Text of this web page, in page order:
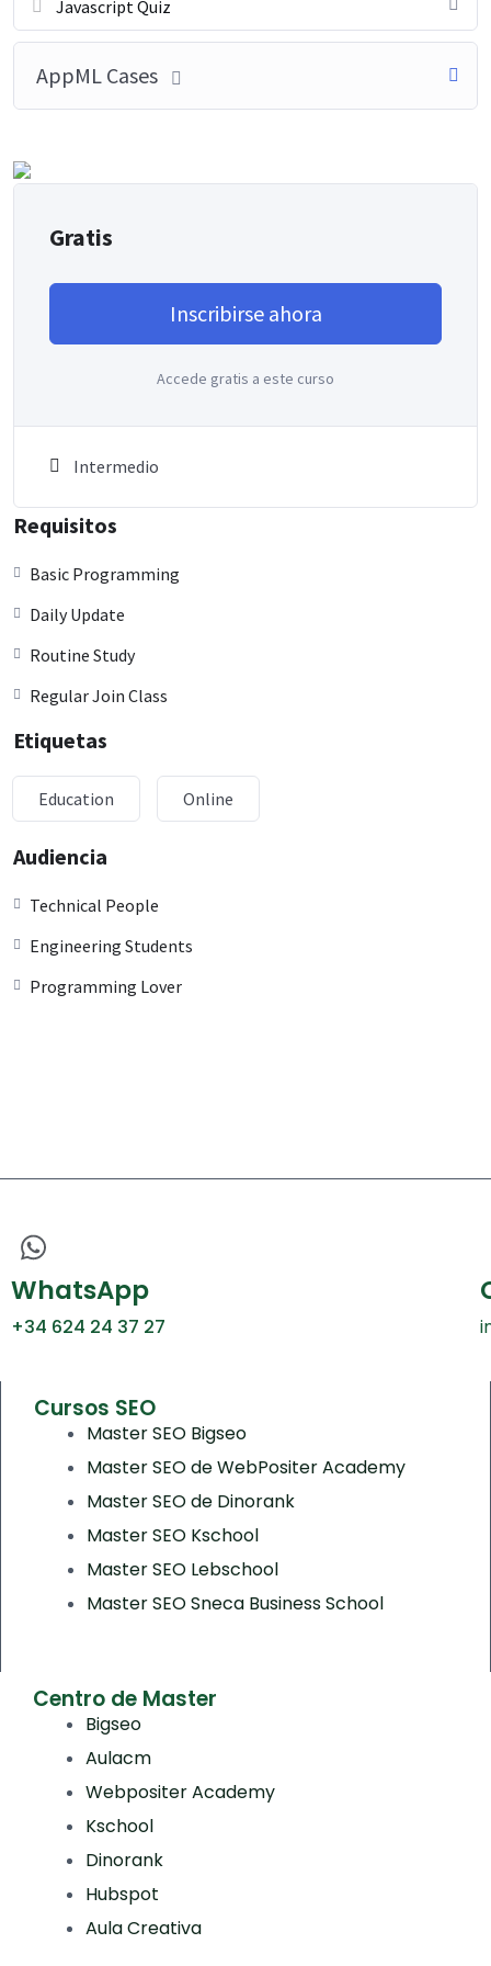
Javascript Quiz
AppML Cases
Gratis
Inscribirse ahora
Accede gratis a este curso
Intermedio
Requisitos
Basic Programming
Daily Update
Routine Study
Regular Join Class
Etiquetas
Education Online
Audiencia
Technical People
Engineering Students
Programming Lover
WhatsApp
+34 624 24 37 27
Cursos SEO
Master SEO Bigseo
Master SEO de WebPositer Academy
Master SEO de Dinorank
Master SEO Kschool
Master SEO Lebschool
Master SEO Sneca Business School
Centro de Master
Bigseo
Aulacm
Webpositer Academy
Kschool
Dinorank
Hubspot
Aula Creativa